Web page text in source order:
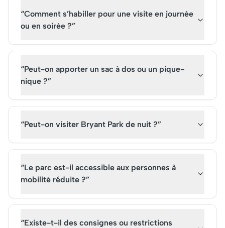
“Comment s’habiller pour une visite en journée
ou en soirée ?”
“Peut-on apporter un sac à dos ou un pique-
nique ?”
“Peut-on visiter Bryant Park de nuit ?”
“Le parc est-il accessible aux personnes à
mobilité réduite ?”
“Existe-t-il des consignes ou restrictions